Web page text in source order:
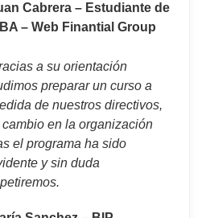
Cabrera – Estudiante de
– Web Finantial Group
a su orientación
preparar un curso a
de nuestros directivos,
cambio en la organización
el programa ha sido
y sin duda